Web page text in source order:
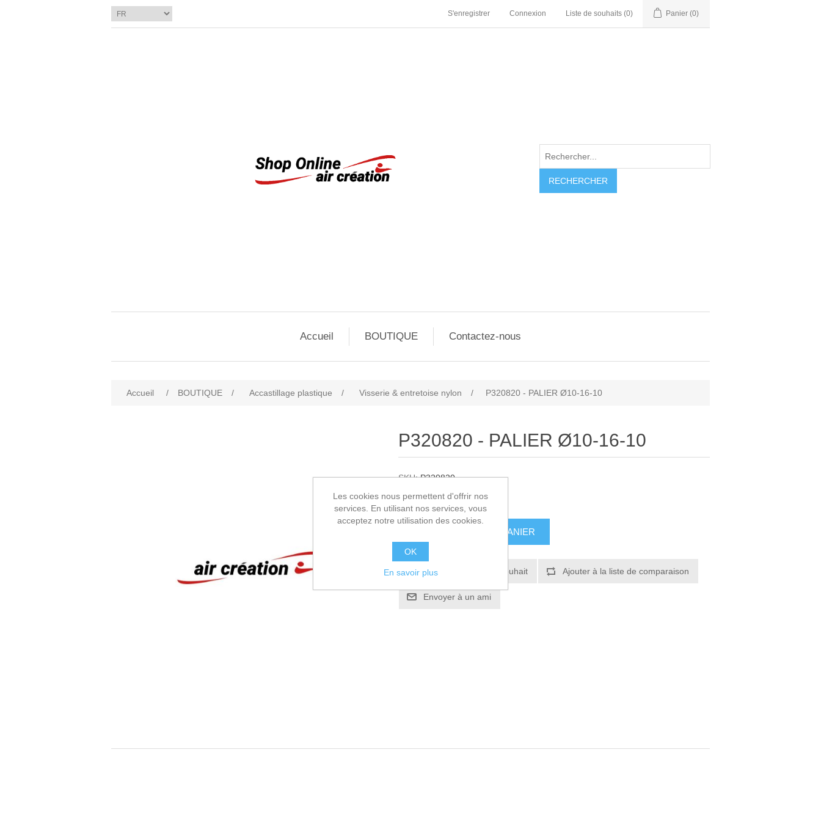
S'enregistrer Connexion Liste de souhaits (0) Panier (0)
RECHERCHER
Accueil BOUTIQUE Contactez-nous
Accueil / BOUTIQUE / Accastillage plastique / Visserie & entretoise nylon / P320820 - PALIER Ø10-16-10
P320820 - PALIER Ø10-16-10
SKU: P320820
1,00€ HT
AJOUTER AU PANIER
Ajouter à la liste de souhait Ajouter à la liste de comparaison
Envoyer à un ami
Les cookies nous permettent d'offrir nos
services. En utilisant nos services, vous
acceptez notre utilisation des cookies.
OK
En savoir plus